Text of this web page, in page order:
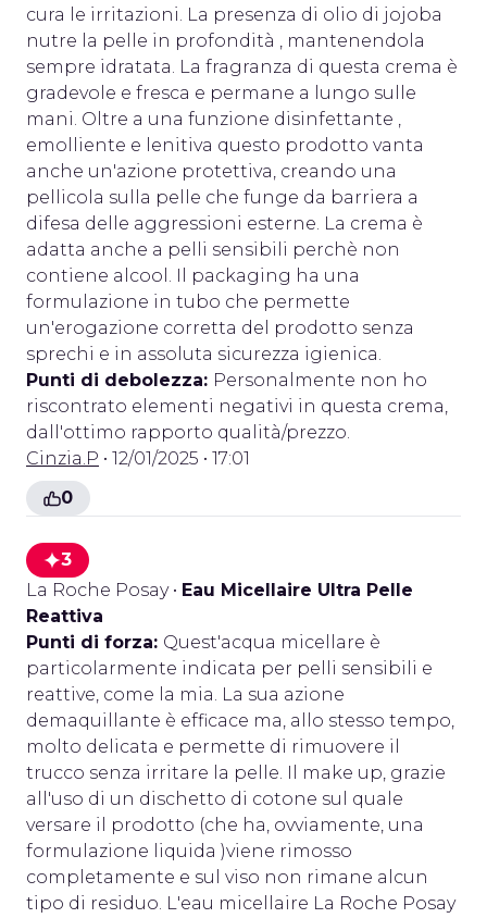
cura le irritazioni. La presenza di olio di jojoba
nutre la pelle in profondità , mantenendola
sempre idratata. La fragranza di questa crema è
gradevole e fresca e permane a lungo sulle
mani. Oltre a una funzione disinfettante ,
emolliente e lenitiva questo prodotto vanta
anche un'azione protettiva, creando una
pellicola sulla pelle che funge da barriera a
difesa delle aggressioni esterne. La crema è
adatta anche a pelli sensibili perchè non
contiene alcool. Il packaging ha una
formulazione in tubo che permette
un'erogazione corretta del prodotto senza
sprechi e in assoluta sicurezza igienica.
Punti di debolezza: Personalmente non ho
riscontrato elementi negativi in questa crema,
dall'ottimo rapporto qualità/prezzo.
Cinzia.P • 12/01/2025 • 17:01
0
3
La Roche Posay • Eau Micellaire Ultra Pelle
Reattiva
Punti di forza: Quest'acqua micellare è
particolarmente indicata per pelli sensibili e
reattive, come la mia. La sua azione
demaquillante è efficace ma, allo stesso tempo,
molto delicata e permette di rimuovere il
trucco senza irritare la pelle. Il make up, grazie
all'uso di un dischetto di cotone sul quale
versare il prodotto (che ha, ovviamente, una
formulazione liquida )viene rimosso
completamente e sul viso non rimane alcun
tipo di residuo. L'eau micellaire La Roche Posay